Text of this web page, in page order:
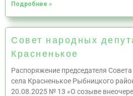
Подробнее »
Совет народных
Красненькое
Распоряжение председателя
села Красненькое Рыбницкого
20.08.2025 № 13 «О созыве